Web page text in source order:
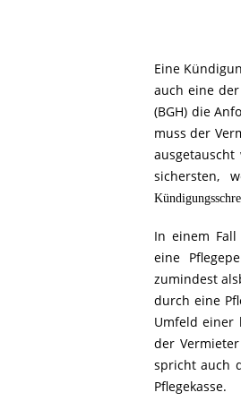
Eine
auch eine
(BGH) die
muss der
sichersten,
In einem
eine
zumindest
durch eine
Umfeld einer
der
spricht auch
Pflegekasse.